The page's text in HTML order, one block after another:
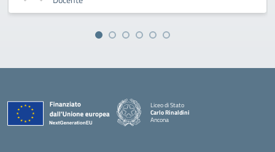
Liceo di Stato
Carlo Rinaldini
Ancona